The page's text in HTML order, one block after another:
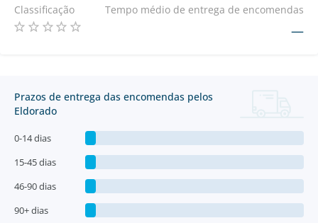
Classificação Tempo médio de entrega de encomendas
—
Prazos de entrega das encomendas pelos
Eldorado
0-14 dias
15-45 dias
46-90 dias
90+ dias